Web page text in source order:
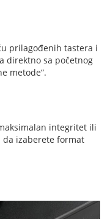
prilagođenih tastera i
direktno sa početnog
metode“.
integritet ili
izaberete format